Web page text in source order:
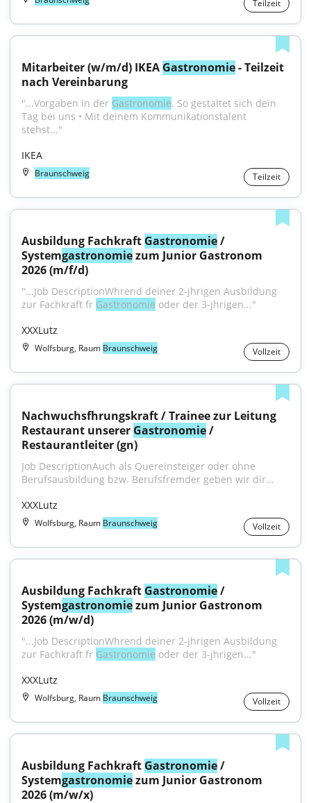
Teilzeit
Mitarbeiter (w/m/d) IKEA Gastronomie - Teilzeit
nach Vereinbarung
"...Vorgaben in der Gastronomie. So gestaltet sich dein
Tag bei uns • Mit deinem Kommunikationstalent
stehst..."
IKEA
Braunschweig Teilzeit
Ausbildung Fachkraft Gastronomie /
Systemgastronomie zum Junior Gastronom
2026 (m/f/d)
"...Job DescriptionWhrend deiner 2-jhrigen Ausbildung
zur Fachkraft fr Gastronomie oder der 3-jhrigen..."
XXXLutz
Wolfsburg, Raum Braunschweig Vollzeit
Nachwuchsfhrungskraft / Trainee zur Leitung
Restaurant unserer Gastronomie /
Restaurantleiter (gn)
Job DescriptionAuch als Quereinsteiger oder ohne
Berufsausbildung bzw. Berufsfremder geben wir dir...
XXXLutz
Wolfsburg, Raum Braunschweig Vollzeit
Ausbildung Fachkraft Gastronomie /
Systemgastronomie zum Junior Gastronom
2026 (m/w/d)
"...Job DescriptionWhrend deiner 2-jhrigen Ausbildung
zur Fachkraft fr Gastronomie oder der 3-jhrigen..."
XXXLutz
Wolfsburg, Raum Braunschweig Vollzeit
Ausbildung Fachkraft Gastronomie /
Systemgastronomie zum Junior Gastronom
2026 (m/w/x)